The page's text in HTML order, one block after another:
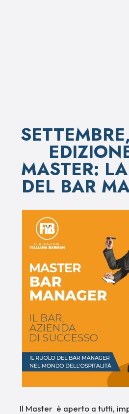
MASTER:
DEL BAR
Il Master è aperto a tutti,